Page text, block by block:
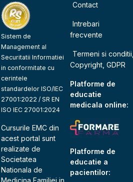
Sistem de
Management al
Securitatii Informatiei
in conformitate cu
cerintele
standardelor ISO/IEC
27001:2022 / SR EN
ISO IEC 27001:2024
Cursurile EMC din
acest portal sunt
realizate de
Societatea
Nationala de
Contact
Intrebari
frecvente
Termeni si conditii,
Copyright, GDPR
Platforme de
educatie
medicala online:
Platforme de
educatie a
pacientilor: